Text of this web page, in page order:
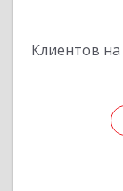
Клиентов